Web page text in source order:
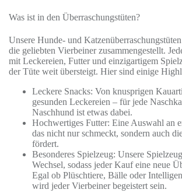
Was ist in den Überraschungstüten?
Unsere Hunde- und
die geliebten Vierbeiner zusammengestellt.
mit Leckereien, Futter und einzigartigem
der Tüte weit übersteigt. Hier sind einige
Leckere Snacks: Von knusprigen
gesunden Leckereien – für jede
Naschhund ist etwas dabei.
Hochwertiges Futter: Eine Auswahl an
das nicht nur schmeckt, sondern auch
fördert.
Besonderes Spielzeug: Unsere
Wechsel, sodass jeder Kauf eine neue
Egal ob Plüschtiere, Bälle oder
wird jeder Vierbeiner begeistert sein.